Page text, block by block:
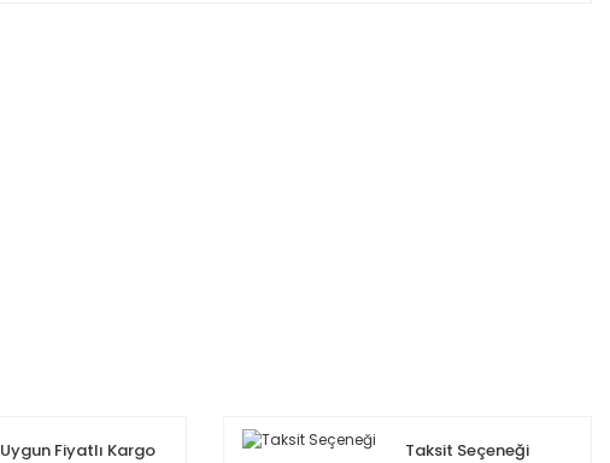
Uygun Fiyatlı Kargo
Taksit Seçeneği